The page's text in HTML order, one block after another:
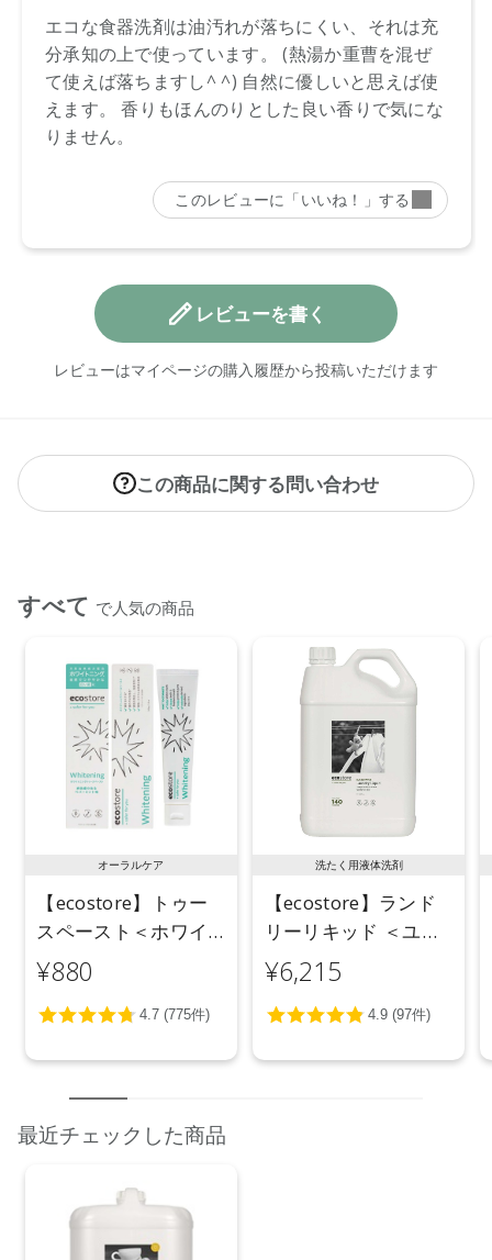
レビューを書く
レビューはマイページの購入履歴から投稿いただけます
この商品に関する問い合わせ
すべて で人気の商品
オーラルケア
【ecostore】トゥー
スペースト＜ホワイ
トニング＞ 100g
¥880
洗たく用液体洗剤
【ecostore】ランド
リーリキッド ＜ユー
カリ＞ 5L
¥6,215
最近チェックした商品